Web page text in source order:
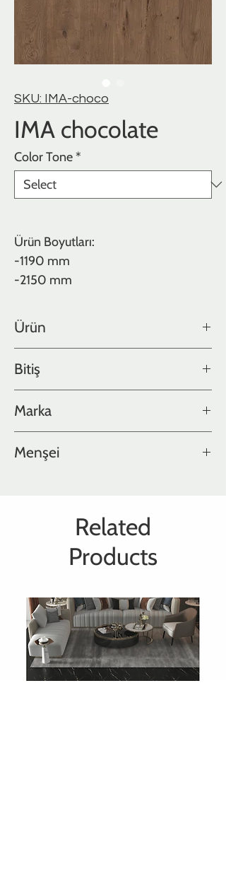
SKU: IMA-choco
IMA chocolate
Color Tone*
Ürün Boyutları:
-1190 mm
-2150 mm
Ürün
Bitiş
DERZLİ
Marka
Menşei
Related
Products